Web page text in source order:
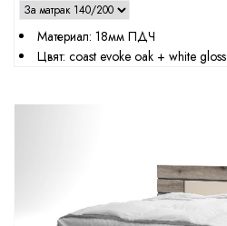
Материал: 18мм ПДЧ
Цвят: coast evoke oak + white gloss